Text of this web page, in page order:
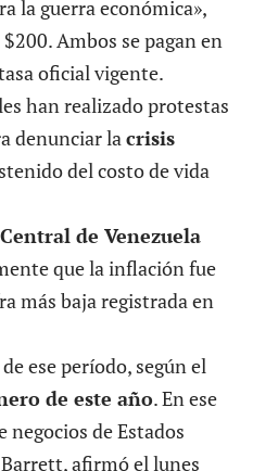
la guerra económica»,
Ambos se pagan en
oficial vigente.
han realizado protestas
denunciar lacrisis
del costo de vida
de Venezuela
que la inflación fue
más baja registrada en
ese período, según el
de este año. En ese
negocios de Estados
afirmó el lunes